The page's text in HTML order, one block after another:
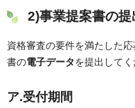
2)事業提案書の提
資格審査の要件を満たした
書の電子データを提出してく
ア.受付期間